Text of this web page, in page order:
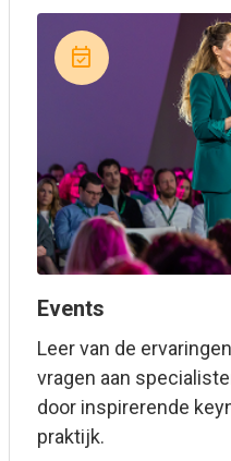
event_available
Events
Leer van de
vragen aan
door inspirerende
praktijk.